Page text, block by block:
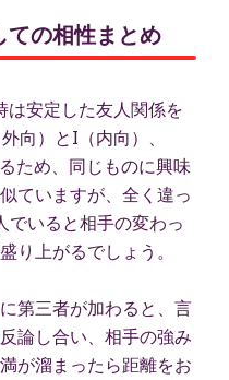
ての相性まとめ
は安定した友人関係を
向）とI（内向）、
ため、同じものに興味
ていますが、全く違っ
でいると相手の変わっ
り上がるでしょう。
第三者が加わると、言
論し合い、相手の強み
が溜まったら距離をお